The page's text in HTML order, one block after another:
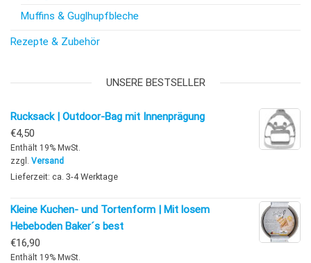
Muffins & Guglhupfbleche
Rezepte & Zubehör
UNSERE BESTSELLER
Rucksack | Outdoor-Bag mit Innenprägung
€4,50
Enthält 19% MwSt.
zzgl. Versand
Lieferzeit: ca. 3-4 Werktage
Kleine Kuchen- und Tortenform | Mit losem
Hebeboden Baker´s best
€16,90
Enthält 19% MwSt.